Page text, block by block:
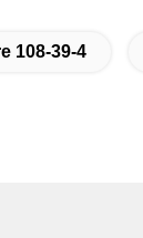
108-39-4